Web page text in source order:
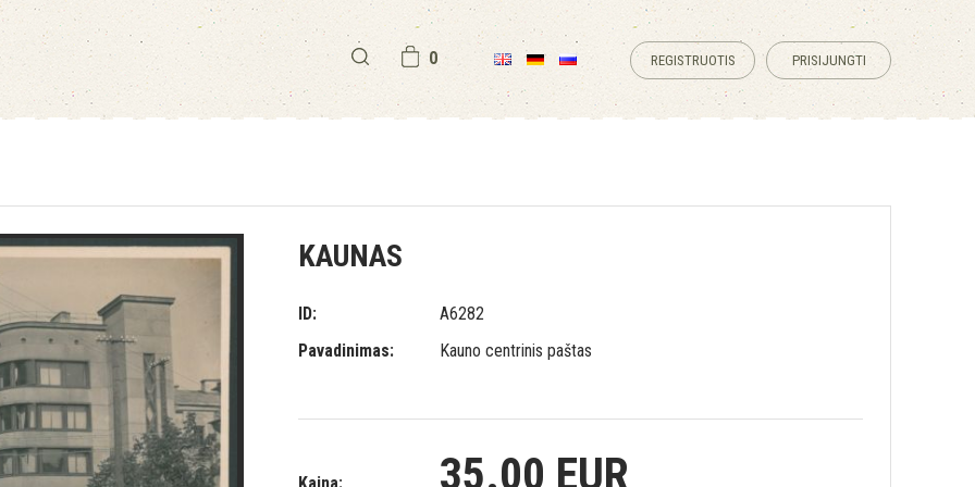
0 REGISTRUOTIS PRISIJUNGTI
KAUNAS
ID:
A6282
Pavadinimas:
Kauno centrinis paštas
35.00 EUR